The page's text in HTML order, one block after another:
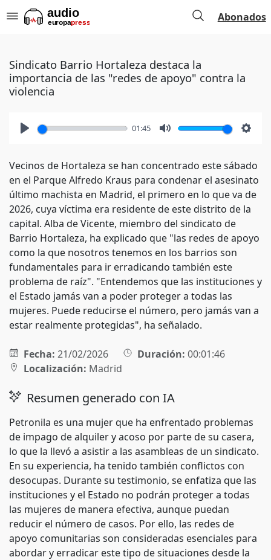
Abonados
Sindicato Barrio Hortaleza destaca la
importancia de las "redes de apoyo" contra la
violencia
01:45
Vecinos de Hortaleza se han concentrado este sábado
en el Parque Alfredo Kraus para condenar el asesinato
último machista en Madrid, el primero en lo que va de
2026, cuya víctima era residente de este distrito de la
capital. Alba de Vicente, miembro del sindicato de
Barrio Hortaleza, ha explicado que "las redes de apoyo
como la que nosotros tenemos en los barrios son
fundamentales para ir erradicando también este
problema de raíz". "Entendemos que las instituciones y
el Estado jamás van a poder proteger a todas las
mujeres. Puede reducirse el número, pero jamás van a
estar realmente protegidas", ha señalado.
Fecha: 21/02/2026 Duración: 00:01:46
Localización: Madrid
Resumen generado con IA
Petronila es una mujer que ha enfrentado problemas
de impago de alquiler y acoso por parte de su casera,
lo que la llevó a asistir a las asambleas de un sindicato.
En su experiencia, ha tenido también conflictos con
desocupas. Durante su testimonio, se enfatiza que las
instituciones y el Estado no podrán proteger a todas
las mujeres de manera efectiva, aunque puedan
reducir el número de casos. Por ello, las redes de
apoyo comunitarias son consideradas esenciales para
abordar y erradicar este tipo de situaciones desde la